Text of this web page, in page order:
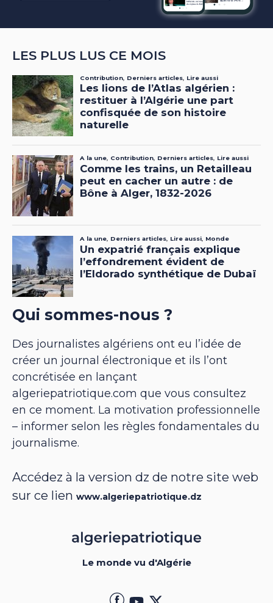
LES PLUS LUS CE MOIS
Qui sommes-nous ?
Des journalistes algériens ont eu l’idée de
créer un journal électronique et ils l’ont
concrétisée en lançant
algeriepatriotique.com que vous consultez
en ce moment. La motivation professionnelle
– informer selon les règles fondamentales du
journalisme.
Accédez à la version dz de notre site web
sur ce lien www.algeriepatriotique.dz
Le monde vu d'Algérie